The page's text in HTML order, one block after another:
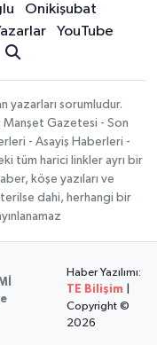
Onikişubat
YouTube
yazarları sorumludur.
Manşet Gazetesi - Son
- Asayiş Haberleri -
tüm harici linkler ayrı bir
köşe yazıları ve
dahi, herhangi bir
Haber Yazılımı:
TE Bilişim
Copyright ©
2026